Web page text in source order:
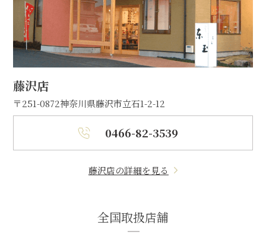
藤沢店
〒251-0872神奈川県藤沢市立石1-2-12
0466-82-3539
藤沢店の詳細を見る
全国取扱店舗